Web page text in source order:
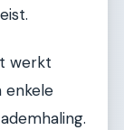
werkt
enkele